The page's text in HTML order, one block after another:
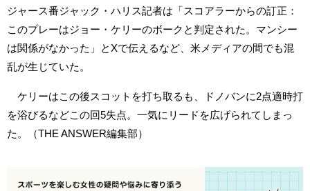
ジャース番ジャック・ハリス記者は「スコアラーからの訂正：
このプレーはジョー・ケリーのボークと判定された。マンシー
は関係がなかった」とXで伝えるなど、米メディアの間でも混
乱が生じていた。
ケリーはこの後スコットを打ち取るも、ドノバンに2点適時打
を浴びるなどこの回5失点。一気にリードを広げられてしまっ
た。（THE ANSWER編集部）